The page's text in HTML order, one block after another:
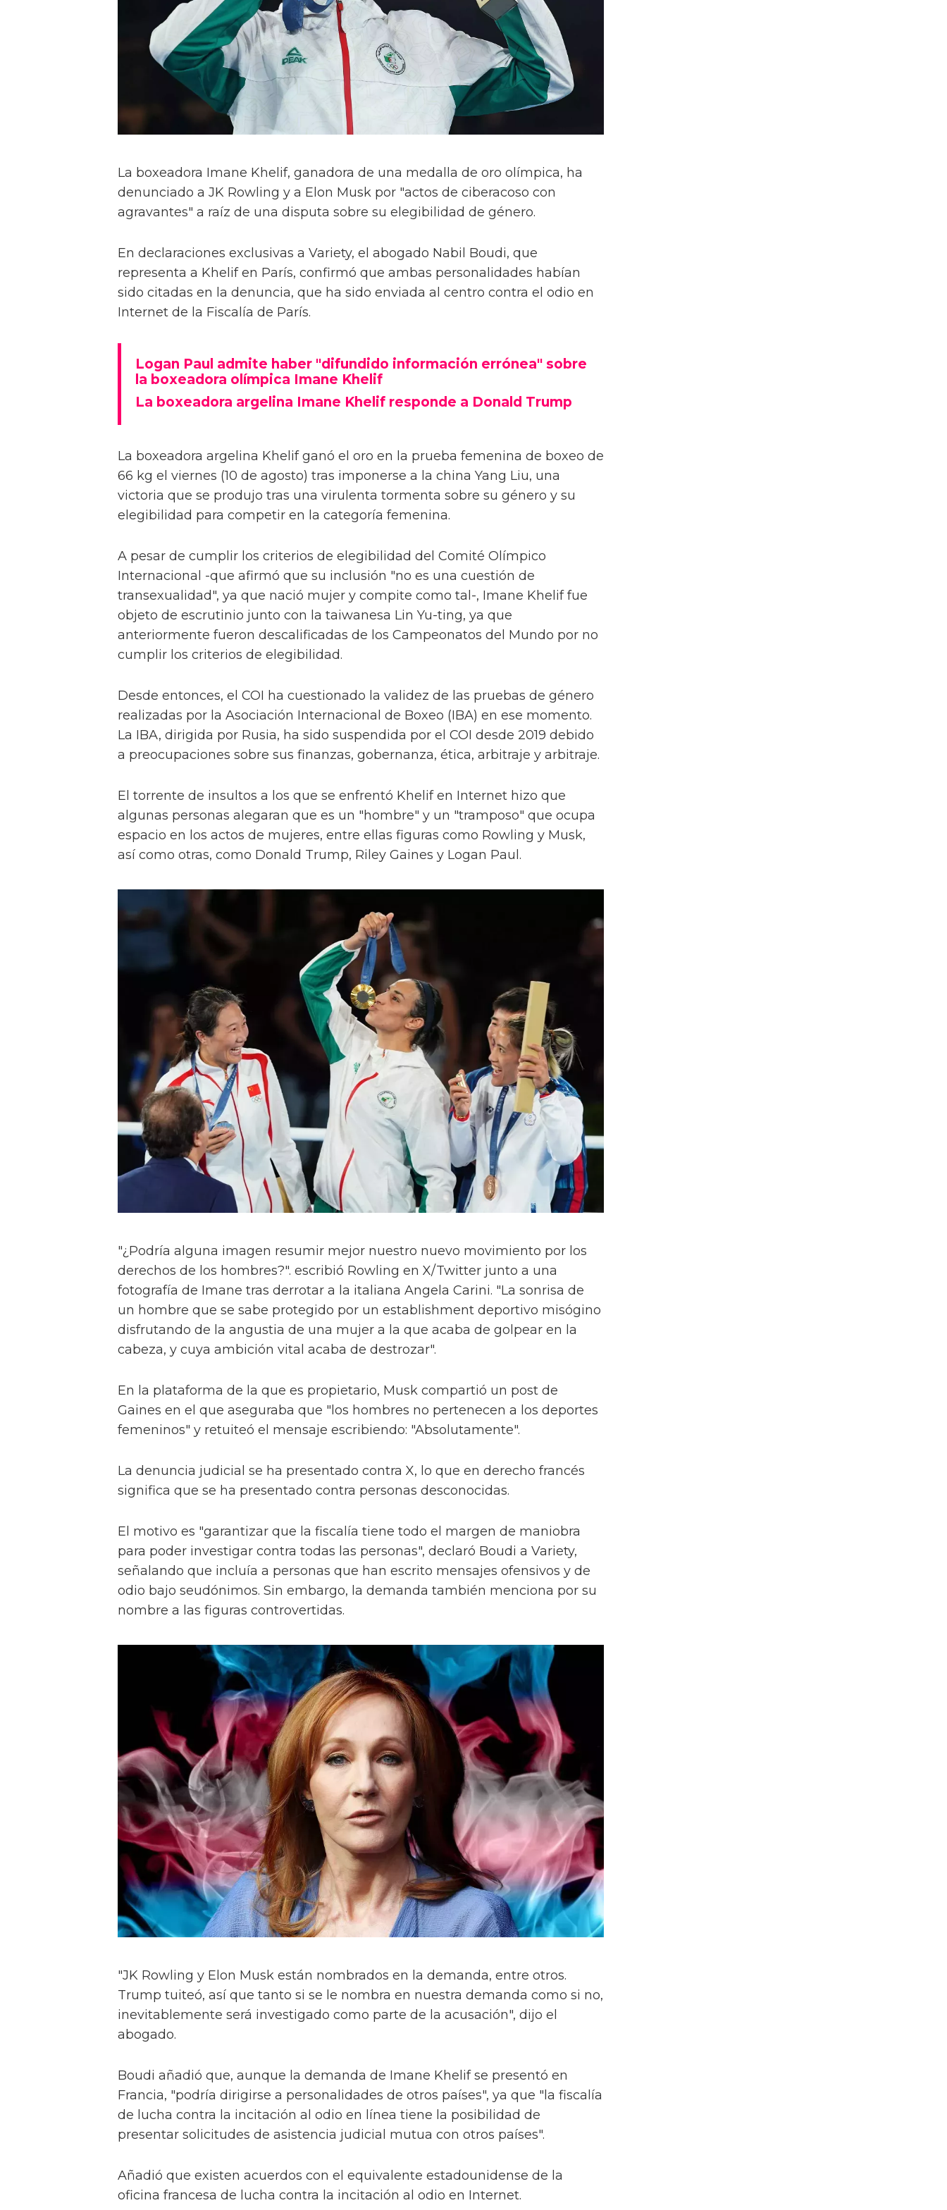
La boxeadora Imane Khelif, ganadora de una medalla de oro olímpica, ha
denunciado a JK Rowling y a Elon Musk por "actos de ciberacoso con
agravantes" a raíz de una disputa sobre su elegibilidad de género.
En declaraciones exclusivas a Variety, el abogado Nabil Boudi, que
representa a Khelif en París, confirmó que ambas personalidades habían
sido citadas en la denuncia, que ha sido enviada al centro contra el odio en
Internet de la Fiscalía de París.
Logan Paul admite haber "difundido información errónea" sobre
la boxeadora olímpica Imane Khelif
La boxeadora argelina Imane Khelif responde a Donald Trump
La boxeadora argelina Khelif ganó el oro en la prueba femenina de boxeo de
66 kg el viernes (10 de agosto) tras imponerse a la china Yang Liu, una
victoria que se produjo tras una virulenta tormenta sobre su género y su
elegibilidad para competir en la categoría femenina.
A pesar de cumplir los criterios de elegibilidad del Comité Olímpico
Internacional -que afirmó que su inclusión "no es una cuestión de
transexualidad", ya que nació mujer y compite como tal-, Imane Khelif fue
objeto de escrutinio junto con la taiwanesa Lin Yu-ting, ya que
anteriormente fueron descalificadas de los Campeonatos del Mundo por no
cumplir los criterios de elegibilidad.
Desde entonces, el COI ha cuestionado la validez de las pruebas de género
realizadas por la Asociación Internacional de Boxeo (IBA) en ese momento.
La IBA, dirigida por Rusia, ha sido suspendida por el COI desde 2019 debido
a preocupaciones sobre sus finanzas, gobernanza, ética, arbitraje y arbitraje.
El torrente de insultos a los que se enfrentó Khelif en Internet hizo que
algunas personas alegaran que es un "hombre" y un "tramposo" que ocupa
espacio en los actos de mujeres, entre ellas figuras como Rowling y Musk,
así como otras, como Donald Trump, Riley Gaines y Logan Paul.
"¿Podría alguna imagen resumir mejor nuestro nuevo movimiento por los
derechos de los hombres?". escribió Rowling en X/Twitter junto a una
fotografía de Imane tras derrotar a la italiana Angela Carini. "La sonrisa de
un hombre que se sabe protegido por un establishment deportivo misógino
disfrutando de la angustia de una mujer a la que acaba de golpear en la
cabeza, y cuya ambición vital acaba de destrozar".
En la plataforma de la que es propietario, Musk compartió un post de
Gaines en el que aseguraba que "los hombres no pertenecen a los deportes
femeninos" y retuiteó el mensaje escribiendo: "Absolutamente".
La denuncia judicial se ha presentado contra X, lo que en derecho francés
significa que se ha presentado contra personas desconocidas.
El motivo es "garantizar que la fiscalía tiene todo el margen de maniobra
para poder investigar contra todas las personas", declaró Boudi a Variety,
señalando que incluía a personas que han escrito mensajes ofensivos y de
odio bajo seudónimos. Sin embargo, la demanda también menciona por su
nombre a las figuras controvertidas.
"JK Rowling y Elon Musk están nombrados en la demanda, entre otros.
Trump tuiteó, así que tanto si se le nombra en nuestra demanda como si no,
inevitablemente será investigado como parte de la acusación", dijo el
abogado.
Boudi añadió que, aunque la demanda de Imane Khelif se presentó en
Francia, "podría dirigirse a personalidades de otros países", ya que "la fiscalía
de lucha contra la incitación al odio en línea tiene la posibilidad de
presentar solicitudes de asistencia judicial mutua con otros países".
Añadió que existen acuerdos con el equivalente estadounidense de la
oficina francesa de lucha contra la incitación al odio en Internet.